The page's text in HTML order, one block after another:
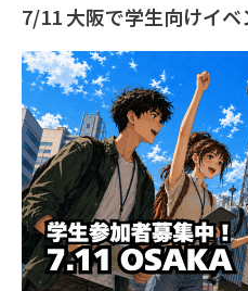
7/11 大阪で学生向けイベ